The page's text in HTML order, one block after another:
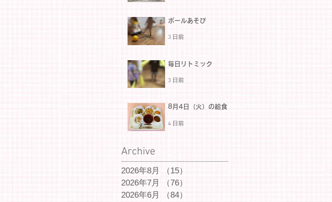
ボールあそび
3 日前
毎日リトミック
3 日前
8月4日（火）の給食
4 日前
Archive
2026年8月 （15）
2026年7月
（76）
2026年6月
（84）